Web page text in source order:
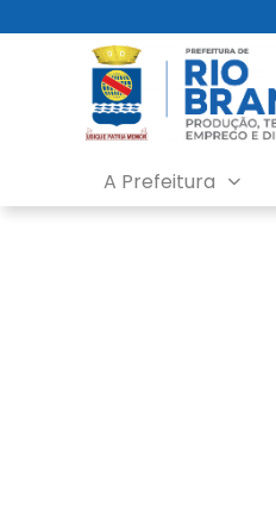
A Prefeitura